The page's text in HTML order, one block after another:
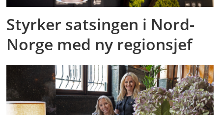
Styrker satsingen i Nord-
Norge med ny regionsjef